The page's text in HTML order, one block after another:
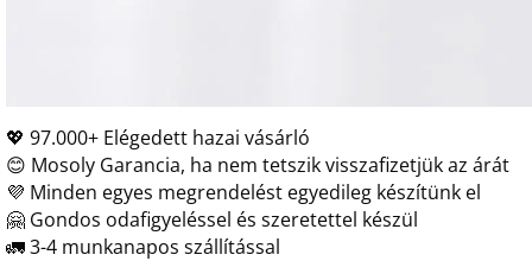
💖 97.000+ Elégedett hazai vásárló
😊 Mosoly Garancia, ha nem tetszik visszafizetjük az árát
💜 Minden egyes megrendelést egyedileg készítünk el
🤗 Gondos odafigyeléssel és szeretettel készül
🚛 3-4 munkanapos szállítással